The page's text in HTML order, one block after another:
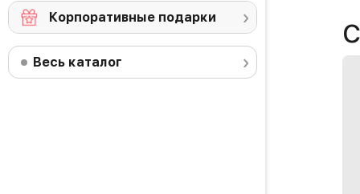
Корпоративные подарки
Весь каталог